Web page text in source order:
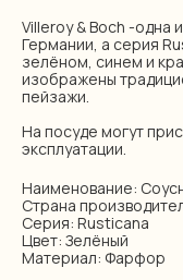
Villeroy & Boch -одна
Германии, а серия
зелёном, синем и
изображены
пейзажи.
На посуде могут
эксплуатации.
Наименование:
Страна
Серия: Rusticana
Цвет: Зелёный
Материал: Фарфор